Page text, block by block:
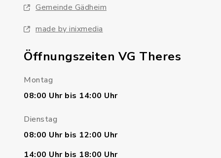
Gemeinde Gädheim
made by inixmedia
Öffnungszeiten VG Theres
Montag
08:00 Uhr bis 14:00 Uhr
Dienstag
08:00 Uhr bis 12:00 Uhr
14:00 Uhr bis 18:00 Uhr